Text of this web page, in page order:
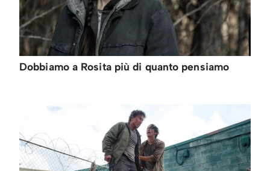
Dobbiamo a Rosita più di quanto pensiamo